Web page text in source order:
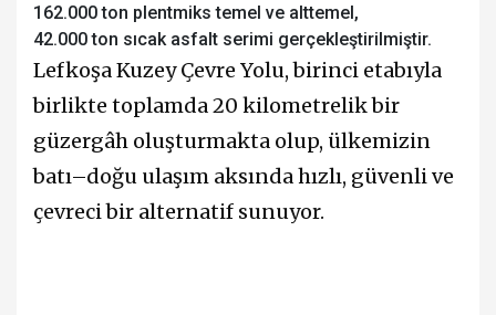
162.000 ton plentmiks temel ve alttemel,
42.000 ton sıcak asfalt serimi gerçekleştirilmiştir.
Lefkoşa Kuzey Çevre Yolu, birinci etabıyla
birlikte toplamda 20 kilometrelik bir
güzergâh oluşturmakta olup, ülkemizin
batı–doğu ulaşım aksında hızlı, güvenli ve
çevreci bir alternatif sunuyor.